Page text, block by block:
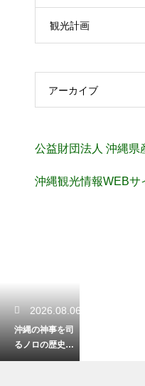
観光計画
アーカイブ
公益財団法人 沖縄県
沖縄観光情報WEBサ
2026.08.06
沖縄の神事を司
るノロの歴史！
琉球王国時代か